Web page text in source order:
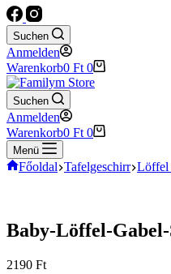
Suchen
Anmelden
Warenkorb0 Ft 0
Suchen
Anmelden
Warenkorb0 Ft 0
Menü
Főoldal Tafelgeschirr Löffel
Baby-Löffel-
2190 Ft